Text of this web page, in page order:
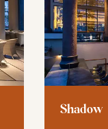
Shadow